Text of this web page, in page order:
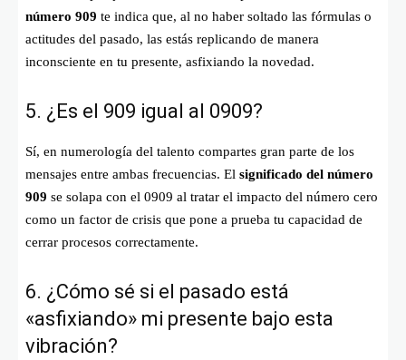
número 909 te indica que, al no haber soltado las fórmulas o
actitudes del pasado, las estás replicando de manera
inconsciente en tu presente, asfixiando la novedad.
5. ¿Es el 909 igual al 0909?
Sí, en numerología del talento compartes gran parte de los
mensajes entre ambas frecuencias. El significado del número
909 se solapa con el 0909 al tratar el impacto del número cero
como un factor de crisis que pone a prueba tu capacidad de
cerrar procesos correctamente.
6. ¿Cómo sé si el pasado está
«asfixiando» mi presente bajo esta
vibración?